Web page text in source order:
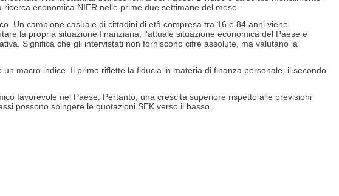
economica NIER nelle prime due settimane del mese.
Un campione casuale di cittadini di età compresa tra 16 e 84 anni viene
la propria situazione finanziaria, l'attuale situazione economica del Paese e
Significa che gli intervistati non forniscono cifre assolute, ma valutano la
macro indice. Il primo riflette la fiducia in materia di finanza personale, il secondo
favorevole nel Paese. Pertanto, una crescita superiore rispetto alle previsioni
possono spingere le quotazioni SEK verso il basso.